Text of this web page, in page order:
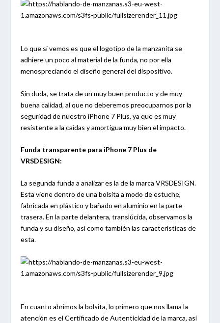
Lo que si vemos es que el logotipo de la manzanita se
adhiere un poco al material de la funda, no por ella
menospreciando el diseño general del dispositivo.
Sin duda, se trata de un muy buen producto y de muy
buena calidad, al que no deberemos preocuparnos por la
seguridad de nuestro iPhone 7 Plus, ya que es muy
resistente a la caídas y amortigua muy bien el impacto.
Funda transparente para iPhone 7 Plus de
VRSDESIGN:
La segunda funda a analizar es la de la marca VRSDESIGN.
Esta viene dentro de una bolsita a modo de estuche,
fabricada en plástico y bañado en aluminio en la parte
trasera. En la parte delantera, translúcida, observamos la
funda y su diseño, así como también las características de
esta.
En cuanto abrimos la bolsita, lo primero que nos llama la
atención es el Certificado de Autenticidad de la marca, así